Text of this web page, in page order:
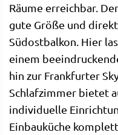
Räume erreichbar.
gute Größe und
Südostbalkon. Hier
einem
hin zur Frankfurter
Schlafzimmer bietet
individuelle
Einbauküche